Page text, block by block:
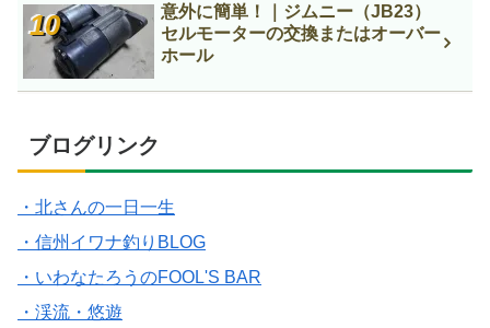
意外に簡単！｜ジムニー（JB23）
セルモーターの交換またはオーバー
ホール
ブログリンク
・北さんの一日一生
・信州イワナ釣りBLOG
・いわなたろうのFOOL'S BAR
・渓流・悠遊